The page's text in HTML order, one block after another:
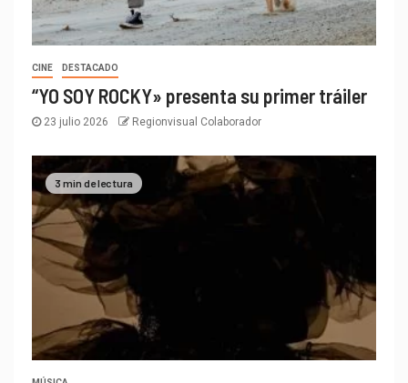
CINE DESTACADO
“YO SOY ROCKY» presenta su primer tráiler
23 julio 2026 Regionvisual Colaborador
3 min de lectura